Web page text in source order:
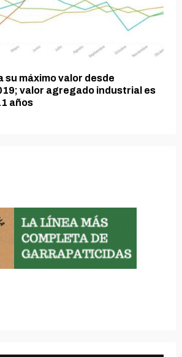
su máximo valor desde
valor agregado industrial es
años